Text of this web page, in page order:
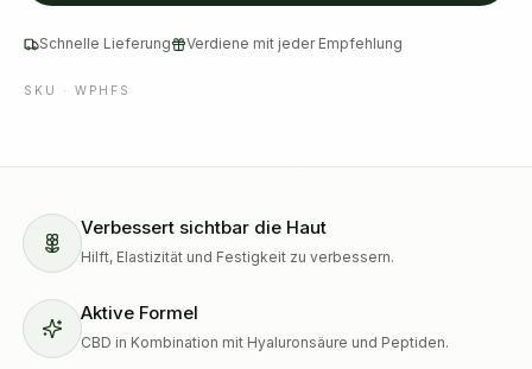
Schnelle Lieferung Verdiene mit jeder Empfehlung
SKU · WPHFS
Verbessert sichtbar die Haut
Hilft, Elastizität und Festigkeit zu verbessern.
Aktive Formel
CBD in Kombination mit Hyaluronsäure und Peptiden.